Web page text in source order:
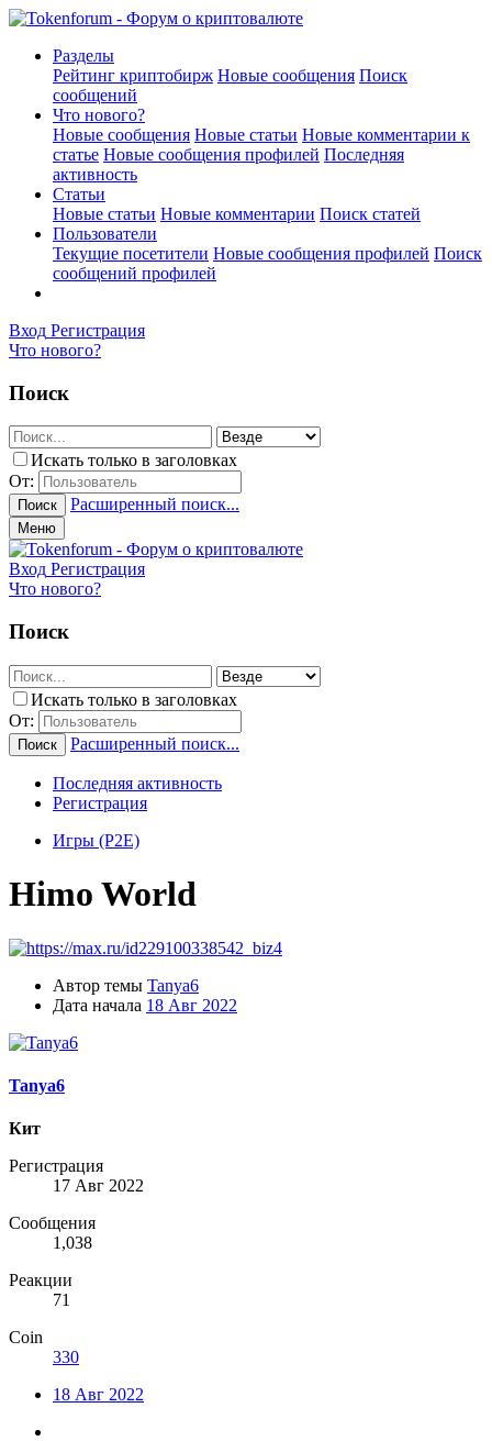
Разделы
Рейтинг криптобирж Новые сообщения Поиск
сообщений
Что нового?
Новые сообщения Новые статьи Новые комментарии к
статье Новые сообщения профилей Последняя
активность
Статьи
Новые статьи Новые комментарии Поиск статей
Пользователи
Текущие посетители Новые сообщения профилей Поиск
сообщений профилей
Вход Регистрация
Что нового?
Поиск
Искать только в заголовках
От:
Поиск Расширенный поиск...
Меню
Вход Регистрация
Что нового?
Поиск
Искать только в заголовках
От:
Поиск Расширенный поиск...
Последняя активность
Регистрация
Игры (P2E)
Himo World
Автор темы Tanya6
Дата начала 18 Авг 2022
Tanya6
Кит
Регистрация
17 Авг 2022
Сообщения
1,038
Реакции
71
Coin
330
18 Авг 2022